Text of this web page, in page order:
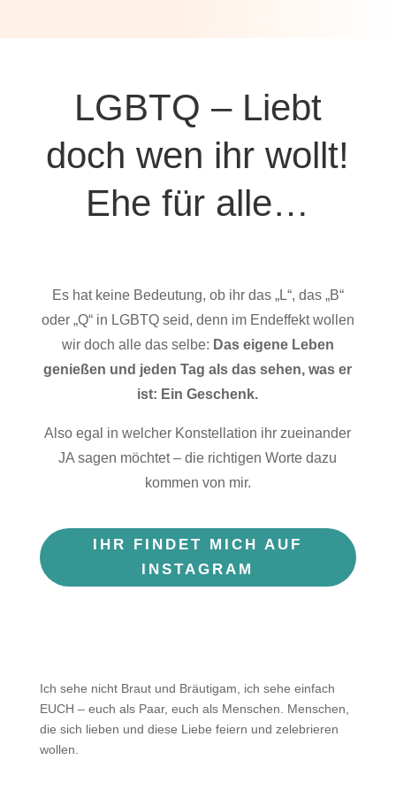
LGBTQ – Liebt
doch wen ihr wollt!
Ehe für alle…
Es hat keine Bedeutung, ob ihr das „L“, das „B“
oder „Q“ in LGBTQ seid, denn im Endeffekt wollen
wir doch alle das selbe: Das eigene Leben
genießen und jeden Tag als das sehen, was er
ist: Ein Geschenk.
Also egal in welcher Konstellation ihr zueinander
JA sagen möchtet – die richtigen Worte dazu
kommen von mir.
IHR FINDET MICH AUF
INSTAGRAM
Ich sehe nicht Braut und Bräutigam, ich sehe einfach
EUCH – euch als Paar, euch als Menschen. Menschen,
die sich lieben und diese Liebe feiern und zelebrieren
wollen.